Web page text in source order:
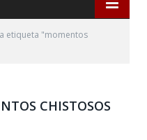
etiqueta "momentos
CHISTOSOS